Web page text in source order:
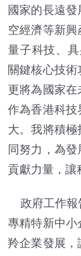
國家的長遠
空經濟等新興
量子科技、
關鍵核心技術
更將為國家在
作為香港科技
大。我將積
同努力，為
貢獻力量，讓
政府工作報
專精特新中小
羚企業發展，